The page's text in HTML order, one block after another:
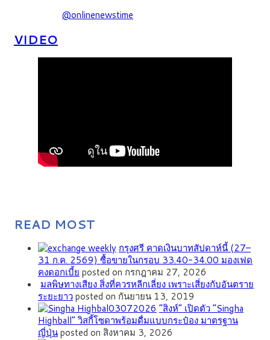
@onlinenewstime
VIDEO
READ MOST
กรุงศรี คาดเงินบาทสัปดาห์นี้ (27–
31 ก.ค. 2569) ซื้อขายในกรอบ 33.40-34.00 มองเฟด
คงดอกเบี้ย posted on กรกฎาคม 27, 2026
มลพิษทางเสียง สิ่งที่ควรหลีกเลี่ยง เพราะเสี่ยงกับอันตราย
ระยะยาวposted on กันยายน 13, 2019
“สิงห์” เปิดตัว “Singha
Highball” วิสกี้โซดาพร้อมดื่มแบบกระป๋อง มาตรฐาน
ญี่ปุ่นposted on สิงหาคม 3, 2026